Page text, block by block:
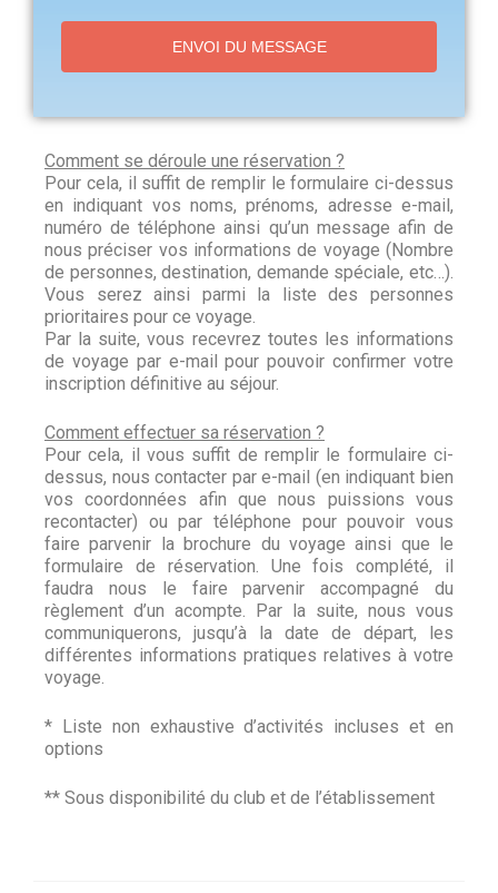
ENVOI DU MESSAGE
Comment se déroule une réservation ?
Pour cela, il suffit de remplir le formulaire ci-dessus
en indiquant vos noms, prénoms, adresse e-mail,
numéro de téléphone ainsi qu’un message afin de
nous préciser vos informations de voyage (Nombre
de personnes, destination, demande spéciale, etc…).
Vous serez ainsi parmi la liste des personnes
prioritaires pour ce voyage.
Par la suite, vous recevrez toutes les informations
de voyage par e-mail pour pouvoir confirmer votre
inscription définitive au séjour.
Comment effectuer sa réservation ?
Pour cela, il vous suffit de remplir le formulaire ci-
dessus, nous contacter par e-mail (en indiquant bien
vos coordonnées afin que nous puissions vous
recontacter) ou par téléphone pour pouvoir vous
faire parvenir la brochure du voyage ainsi que le
formulaire de réservation. Une fois complété, il
faudra nous le faire parvenir accompagné du
règlement d’un acompte. Par la suite, nous vous
communiquerons, jusqu’à la date de départ, les
différentes informations pratiques relatives à votre
voyage.
* Liste non exhaustive d’activités incluses et en
options
** Sous disponibilité du club et de l’établissement